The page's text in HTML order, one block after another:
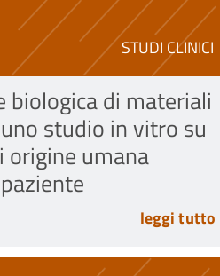
STUDI CLINICI
biologica di materiali
studio in vitro su
origine umana
leggi tutto